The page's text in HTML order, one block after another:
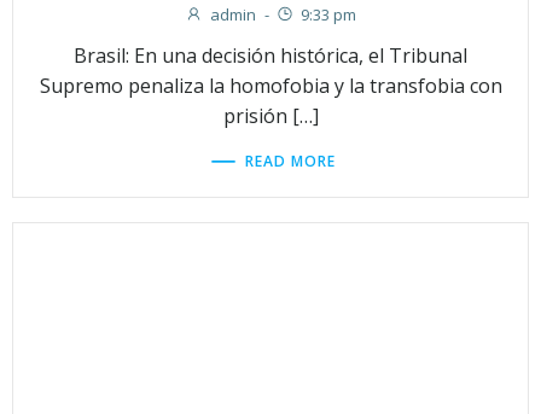
admin - 9:33 pm
Brasil: En una decisión histórica, el Tribunal
Supremo penaliza la homofobia y la transfobia con
prisión […]
READ MORE